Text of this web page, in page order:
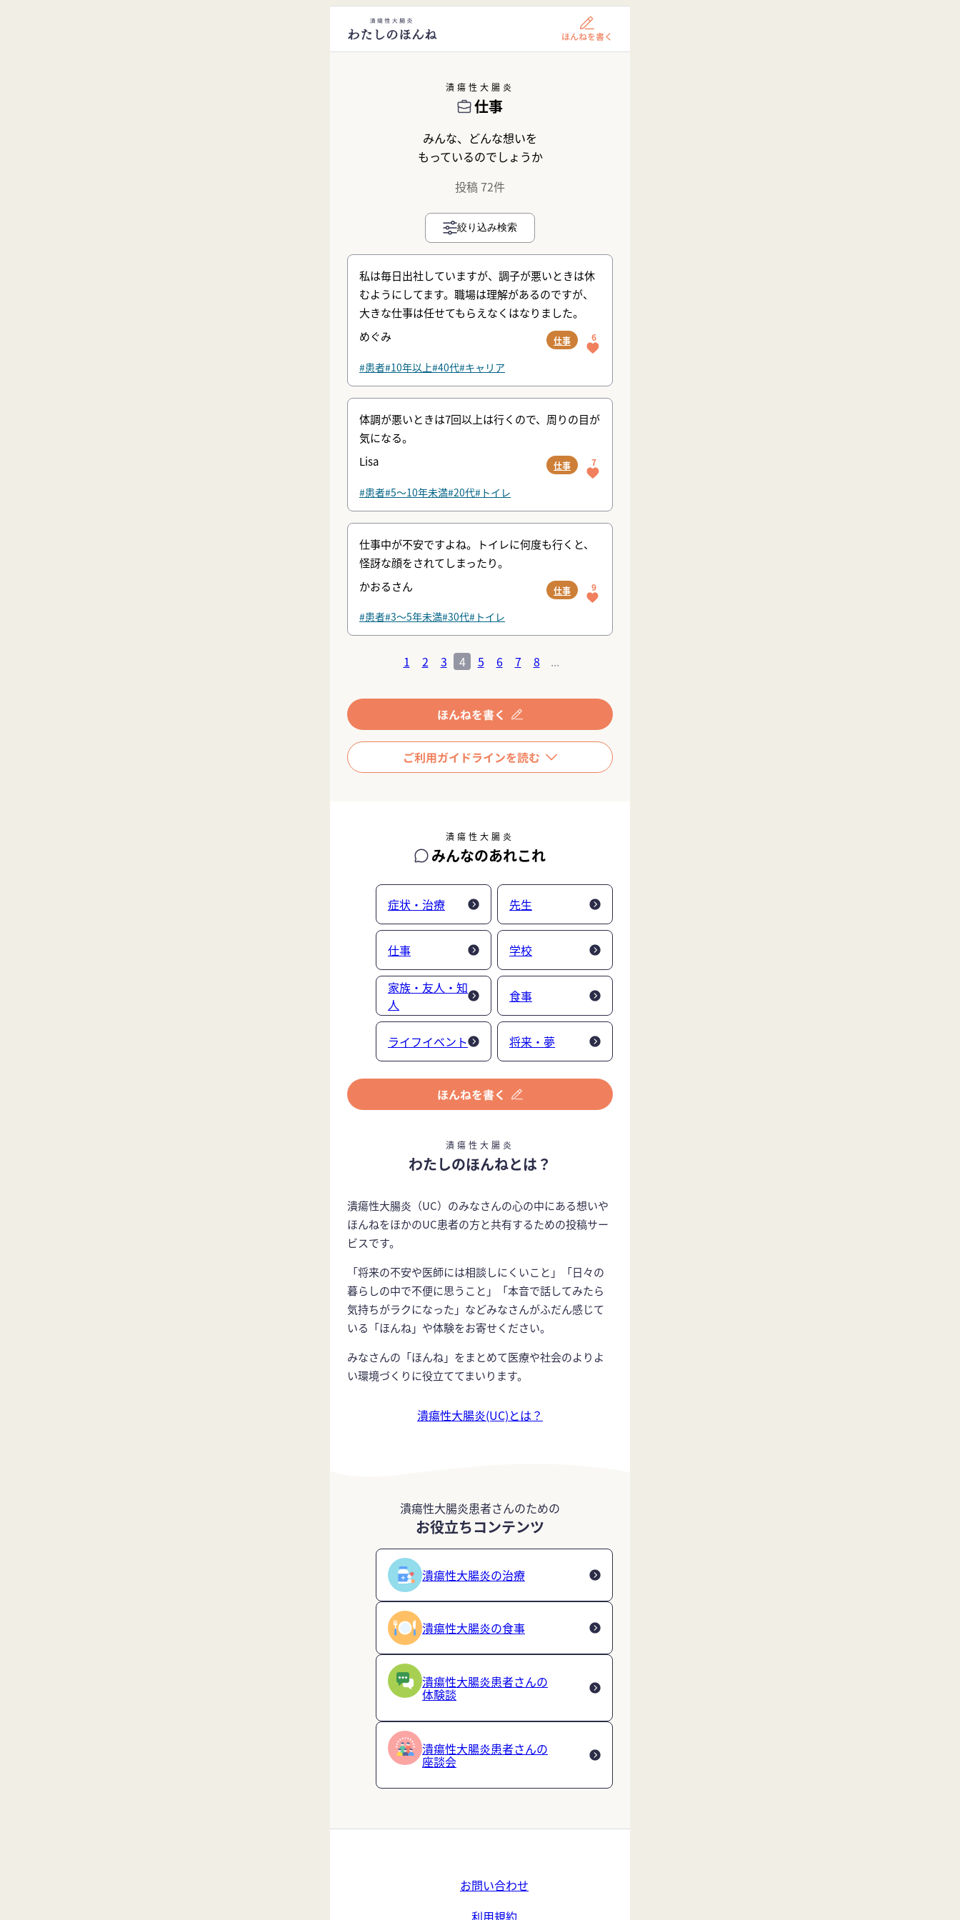
潰瘍性大腸炎
仕事
みんな、どんな想いを
もっているのでしょうか
投稿 72件
絞り込み検索
私は毎日出社していますが、調子が悪いときは休
むようにしてます。職場は理解があるのですが、
大きな仕事は任せてもらえなくはなりました。
めぐみ
仕事 6
#患者#10年以上#40代#キャリア
体調が悪いときは7回以上は行くので、周りの目が
気になる。
Lisa
仕事 7
#患者#5〜10年未満#20代#トイレ
仕事中が不安ですよね。トイレに何度も行くと、
怪訝な顔をされてしまったり。
かおるさん
仕事 9
#患者#3〜5年未満#30代#トイレ
1 2 3 4 5 6 7 8 ...
潰瘍性大腸炎
みんなのあれこれ
症状・治療 先生
仕事 学校
家族・友人・知
人
食事
ライフイベント 将来・夢
潰瘍性大腸炎
わたしのほんねとは？
潰瘍性大腸炎（UC）のみなさんの心の中にある想いや
ほんねをほかのUC患者の方と共有するための投稿サー
ビスです。
「将来の不安や医師には相談しにくいこと」「日々の
暮らしの中で不便に思うこと」「本音で話してみたら
気持ちがラクになった」などみなさんがふだん感じて
いる「ほんね」や体験をお寄せください。
みなさんの「ほんね」をまとめて医療や社会のよりよ
い環境づくりに役立ててまいります。
潰瘍性大腸炎(UC)とは？
潰瘍性大腸炎患者さんのための
お役立ちコンテンツ
潰瘍性大腸炎の治療
潰瘍性大腸炎の食事
潰瘍性大腸炎患者さんの
体験談
潰瘍性大腸炎患者さんの
座談会
お問い合わせ
利用規約